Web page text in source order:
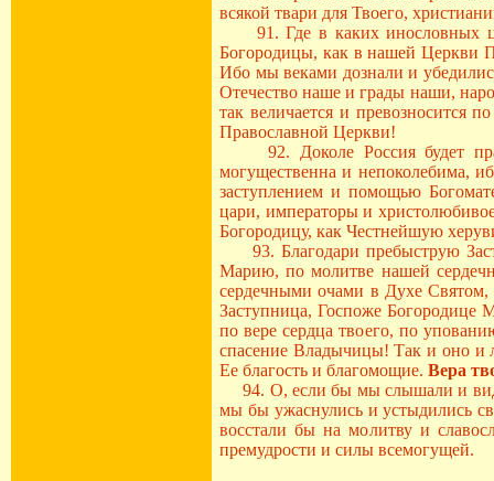
всякой твари для Твоего,
91. Где в каких инословных
Богородицы, как в нашей Церкви
Ибо мы веками дознали и
Отечество наше и грады наши,
так величается и превозносится
Православной Церкви!
92. Доколе Россия будет
могущественна и непоколебима,
заступлением и помощью
цари, императоры и
Богородицу, как Честнейшую
93. Благодари пребыструю
Марию, по молитве нашей
сердечными очами в Духе Святом,
Заступница, Госпоже Богородице
по вере сердца твоего, по
спасение Владычицы! Так и оно и
Ее благость и благомощие. Вера
94. О, если бы мы слышали и
мы бы ужаснулись и устыдились
восстали бы на молитву и
премудрости и силы всемогущей.